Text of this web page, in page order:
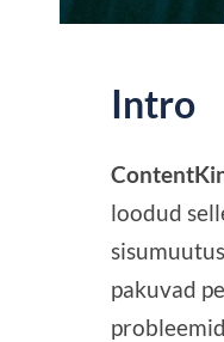
Intro
loodud
pakuvad